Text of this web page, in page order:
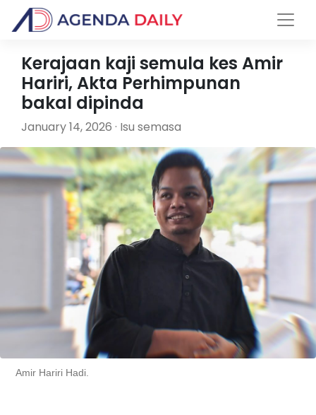
Kerajaan kaji semula kes Amir
Hariri, Akta Perhimpunan
bakal dipinda
January 14, 2026 · Isu semasa
Amir Hariri Hadi.